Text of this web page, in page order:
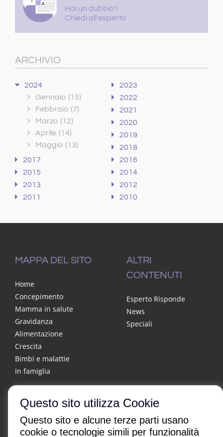
Questo sito utilizza Cookie
Questo sito e alcune terze parti usano
cookie o tecnologie simili per funzionalità
Hai un dubbio?
Chiedi all'esperto
ARCHIVIO
2024
Gennaio (15)
Febbraio (7)
Marzo (12)
Aprile (14)
Maggio (13)
2023
2022
2021
2020
2019
2018
2017
2016
2015
2014
2013
2012
2011
2010
MAPPA DEL SITO
Home
Concepimento
Mamma in salute
Gravidanza
Alimentazione
Crescita
Bimbi e malattie
In famiglia
ALTRI
CONTENUTI
Esperto Risponde
News
Speciali